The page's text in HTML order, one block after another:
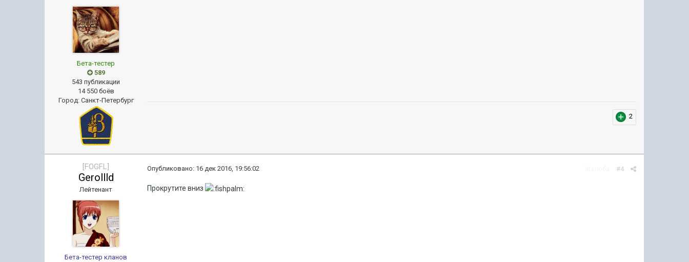
Бета-тестер
589
543 публикации
14 550 боёв
Город: Санкт-Петербург
2
[FOGFL]
Gerollld
Лейтенант
Бета-тестер кланов
#4
Опубликовано: 16 дек 2016, 19:56:02
Прокрутите вниз